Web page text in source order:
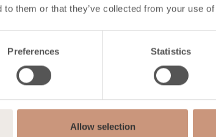
to them or that they’ve collected from your use
Preferences Statistics
Allow selection